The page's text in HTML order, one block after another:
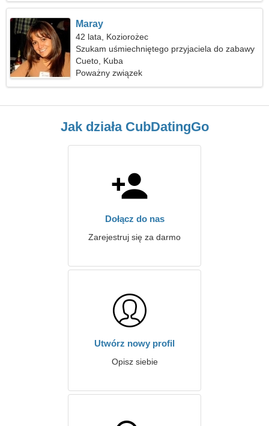
Maray
42 lata, Koziorożec
Szukam uśmiechniętego przyjaciela do zabawy
Cueto, Kuba
Poważny związek
Jak działa CubDatingGo
Dołącz do nas
Zarejestruj się za darmo
Utwórz nowy profil
Opisz siebie